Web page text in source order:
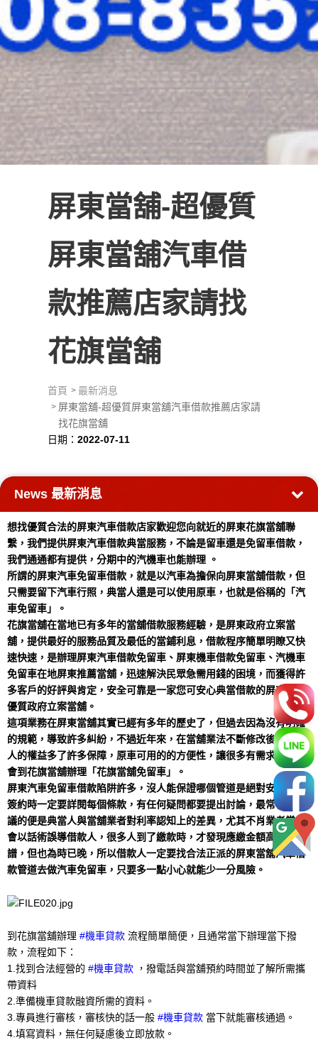
屏東當舖-超優質
屏東當舖汽車借
款推薦店家請找
花旗當舖
首頁
最新消息
屏東當舖-超優質屏東當舖汽車借款推薦店家請
找花旗當舖
日期：2022-07-11
News 最新消息
想找優質合法的屏東汽車借款店家歡迎您向就近的屏東花旗當舖聯
繫，我們提供屏東汽車借款典當服務，不論是留車還是免留車借款，
我們通通都有提供，分期中的汽機車也能辦理 。
所謂的屏東汽車免留車借款，就是以汽車為擔保向屏東當舖借款，但
只需要留下汽車行照，典當人還是可以使用原車，也就是俗稱的「汽
車免留車」。
花旗當舖在當地已有多年的當舖借款服務經驗，是屏東政府立案當
舖，提供最好的服務品質及最低的當鋪利息，借款程序簡單明瞭又快
速快速，是辦理屏東汽車借款免留車、屏東機車借款免留車、汽機車
免留車在地屏東推薦當舖，迅速解決民眾急需用錢的困境，而獲得許
多客戶的好評與肯定，安全可靠是一家您可安心典當借款的屏東在地
優質政府立案當舖。
這項業務在屏東當舖其實已經有多年的歷史了，但過去因為沒有明確
的規範，導致許多糾紛，不過近年來，在當舖業法不斷修改後，借款
人的權益多了許多保障，原車可用的的方便性，讓很多有需求的人，
會到花旗當舖辦理「花旗當舖免留車」。
屏東汽車免留車借款陷阱許多，沒人能保證哪個管道是絕對安全的，
簽約時一定要詳閱每個條款，有任何疑問都要提出討論，最常引發爭
議的便是典當人與當舖業者對利率認知上的差異，尤其不肖業者常常
會以話術誤導借款人，很多人到了繳款時，才發現應繳金額高得離
譜，但也為時已晚，所以借款人一定要找合法正派的屏東當舖汽車借
款管道去做汽車免留車，只要多一點小心就能少一分風險。
到花旗當舖辦理 #機車貸款 流程簡單簡便，且通常當下辦理當下撥
款，流程如下：
1.找到合法經營的 #機車貸款 ，撥電話與當舖預約時間並了解所需攜
帶資料
2.準備機車貸款融資所需的資料。
3.專員進行審核，審核快的話一般 #機車貸款 當下就能審核通過。
4.填寫資料，無任何疑慮後立即放款。